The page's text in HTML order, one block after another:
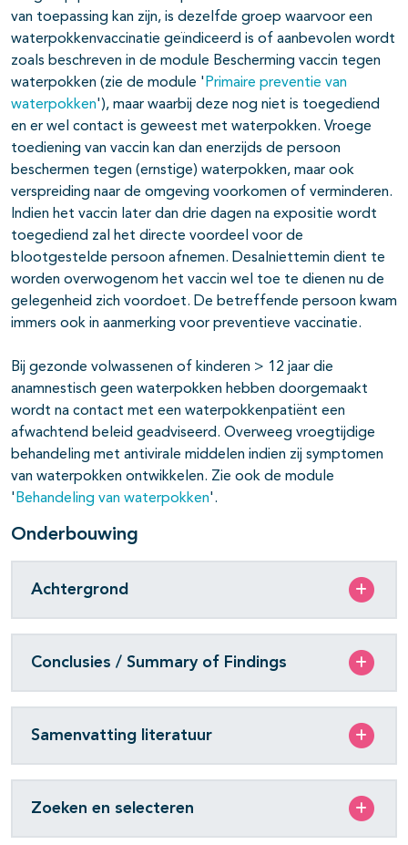
van toepassing kan zijn, is dezelfde groep waarvoor een
waterpokkenvaccinatie geïndiceerd is of aanbevolen wordt
zoals beschreven in de module Bescherming vaccin tegen
waterpokken (zie de module ' Primaire preventie van
waterpokken'), maar waarbij deze nog niet is toegediend
en er wel contact is geweest met waterpokken. Vroege
toediening van vaccin kan dan enerzijds de persoon
beschermen tegen (ernstige) waterpokken, maar ook
verspreiding naar de omgeving voorkomen of verminderen.
Indien het vaccin later dan drie dagen na expositie wordt
toegediend zal het directe voordeel voor de
blootgestelde persoon afnemen. Desalniettemin dient te
worden overwogenom het vaccin wel toe te dienen nu de
gelegenheid zich voordoet. De betreffende persoon kwam
immers ook in aanmerking voor preventieve vaccinatie.
Bij gezonde volwassenen of kinderen > 12 jaar die
anamnestisch geen waterpokken hebben doorgemaakt
wordt na contact met een waterpokkenpatiënt een
afwachtend beleid geadviseerd. Overweeg vroegtijdige
behandeling met antivirale middelen indien zij symptomen
van waterpokken ontwikkelen. Zie ook de module
' Behandeling van waterpokken'.
Onderbouwing
Achtergrond
Conclusies / Summary of Findings
Samenvatting literatuur
Zoeken en selecteren